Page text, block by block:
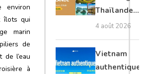
environ
îlots qui
marin
de
de l’eau
à
Thaïlande
35 jours :
grands
trésors
d’Asie
4 août 2026
Vietnam
authentique